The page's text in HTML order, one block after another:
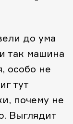
до ума
так машина
особо не
тут
почему не
Выглядит